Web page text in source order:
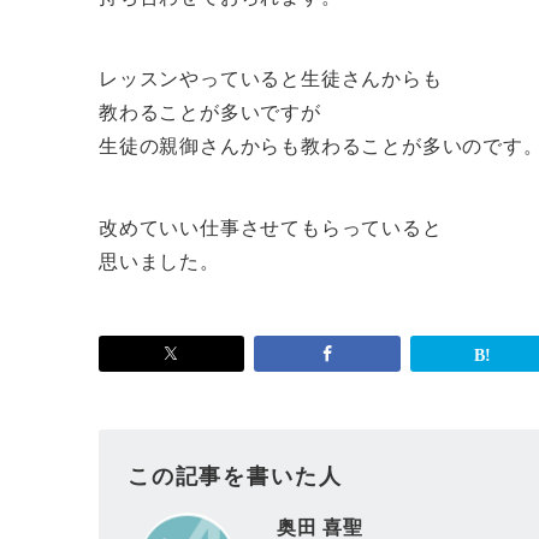
レッスンやっていると生徒さんからも
教わることが多いですが
生徒の親御さんからも教わることが多いのです
改めていい仕事させてもらっていると
思いました。
この記事を書いた人
奥田 喜聖